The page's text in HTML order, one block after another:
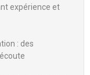
expérience et
: des